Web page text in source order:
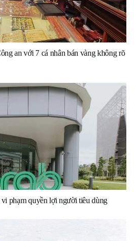
an với 7 cá nhân bán vàng không rõ
phạm quyền lợi người tiêu dùng